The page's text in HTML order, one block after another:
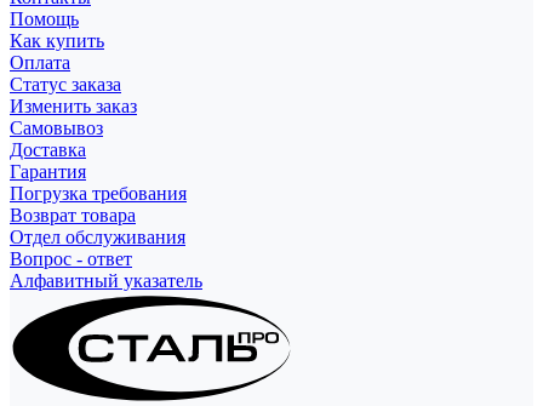
Помощь
Как купить
Оплата
Статус заказа
Изменить заказ
Самовывоз
Доставка
Гарантия
Погрузка требования
Возврат товара
Отдел обслуживания
Вопрос - ответ
Алфавитный указатель